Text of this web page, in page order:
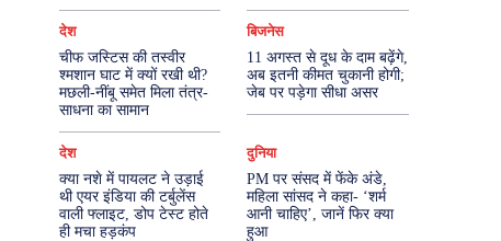
देश
चीफ जस्टिस की तस्वीर
श्मशान घाट में क्यों रखी थी?
मछली-नींबू समेत मिला तंत्र-
साधना का सामान
बिजनेस
11 अगस्त से दूध के दाम बढ़ेंगे,
अब इतनी कीमत चुकानी होगी;
जेब पर पड़ेगा सीधा असर
देश
क्या नशे में पायलट ने उड़ाई
थी एयर इंडिया की टर्बुलेंस
वाली फ्लाइट, डोप टेस्ट होते
ही मचा हड़कंप
दुनिया
PM पर संसद में फेंके अंडे,
महिला सांसद ने कहा- ‘शर्म
आनी चाहिए’, जानें फिर क्या
हुआ